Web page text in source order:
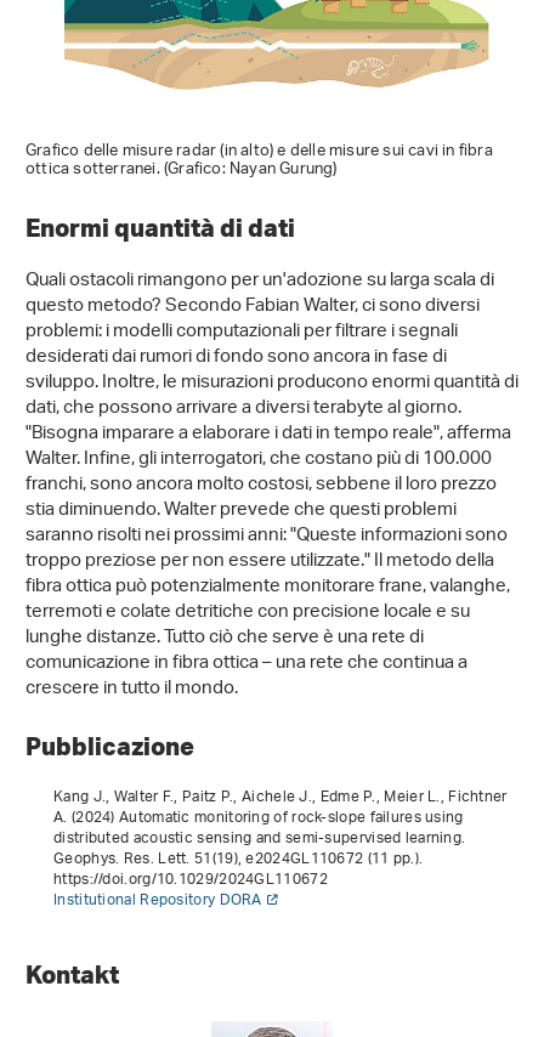
Grafico delle misure radar (in alto) e delle misure sui cavi in fibra
ottica sotterranei. (Grafico: Nayan Gurung)
Enormi quantità di dati
Quali ostacoli rimangono per un'adozione su larga scala di
questo metodo? Secondo Fabian Walter, ci sono diversi
problemi: i modelli computazionali per filtrare i segnali
desiderati dai rumori di fondo sono ancora in fase di
sviluppo. Inoltre, le misurazioni producono enormi quantità di
dati, che possono arrivare a diversi terabyte al giorno.
"Bisogna imparare a elaborare i dati in tempo reale", afferma
Walter. Infine, gli interrogatori, che costano più di 100.000
franchi, sono ancora molto costosi, sebbene il loro prezzo
stia diminuendo. Walter prevede che questi problemi
saranno risolti nei prossimi anni: "Queste informazioni sono
troppo preziose per non essere utilizzate." Il metodo della
fibra ottica può potenzialmente monitorare frane, valanghe,
terremoti e colate detritiche con precisione locale e su
lunghe distanze. Tutto ciò che serve è una rete di
comunicazione in fibra ottica – una rete che continua a
crescere in tutto il mondo.
Pubblicazione
Kang J., Walter F., Paitz P., Aichele J., Edme P., Meier L., Fichtner
A. (2024) Automatic monitoring of rock-slope failures using
distributed acoustic sensing and semi-supervised learning.
Geophys. Res. Lett. 51(19), e2024GL110672 (11 pp.).
https://doi.org/10.1029/2024GL110672
Institutional Repository DORA
Kontakt